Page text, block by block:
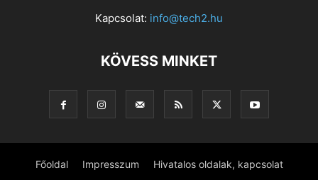
Kapcsolat: info@tech2.hu
KÖVESS MINKET
Főoldal Impresszum Hivatalos oldalak, kapcsolat